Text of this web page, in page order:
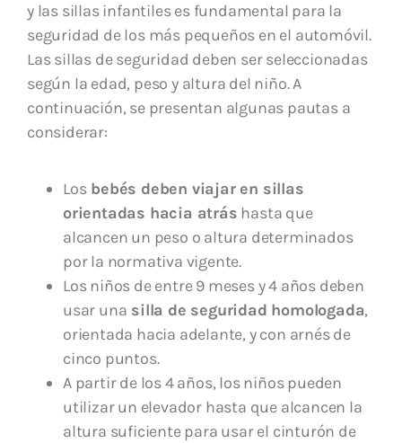
y las sillas infantiles es fundamental para la
seguridad de los más pequeños en el automóvil.
Las sillas de seguridad deben ser seleccionadas
según la edad, peso y altura del niño. A
continuación, se presentan algunas pautas a
considerar:
Losbebés deben viajar en sillas
orientadas hacia atrás hasta que
alcancen un peso o altura determinados
por la normativa vigente.
Los niños de entre 9 meses y 4 años deben
usar una silla de seguridad homologada,
orientada hacia adelante, y con arnés de
cinco puntos.
A partir de los 4 años, los niños pueden
utilizar un elevador hasta que alcancen la
altura suficiente para usar el cinturón de